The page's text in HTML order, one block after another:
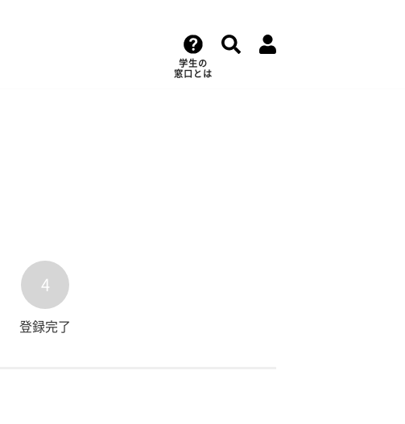
学生の
窓口とは
4
登録完了